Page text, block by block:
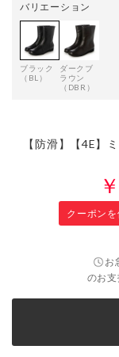
バリエーション
ブラック
（BL）
ダークブ
ラウン
（DBR）
【防滑】【4E】
クーポン
お
のお